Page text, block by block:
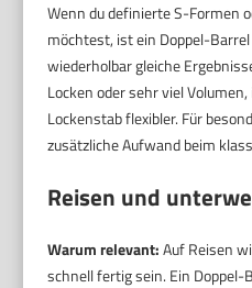
Wenn du definierte S-Formen
möchtest, ist ein Doppel-
wiederholbar gleiche
Locken oder sehr viel
Lockenstab flexibler. Für
zusätzliche Aufwand beim
Reisen und
Warum relevant:Auf Reisen
schnell fertig sein. Ein